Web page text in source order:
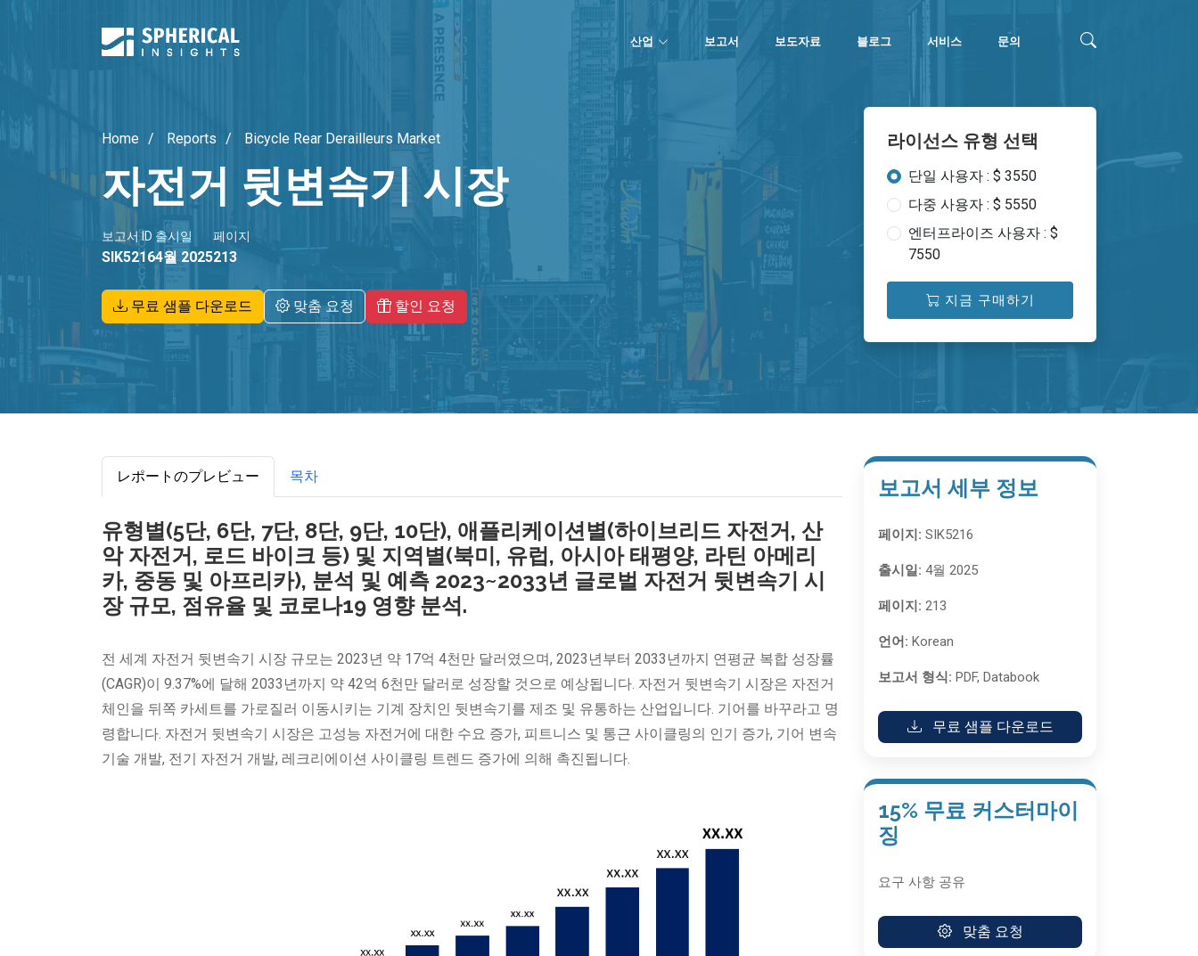
산업 보고서 보도자료 블로그 서비스 문의
Home Reports Bicycle Rear Derailleurs Market
자전거 뒷변속기 시장
보고서 ID
SIK5216
출시일
4월 2025
페이지
213
무료 샘플 다운로드 맞춤 요청 할인 요청
라이선스 유형 선택
단일 사용자 : $ 3550
다중 사용자 : $ 5550
엔터프라이즈 사용자 : $
7550
지금 구매하기
レポートのプレビュー 목차
유형별(5단, 6단, 7단, 8단, 9단, 10단), 애플리케이션별(하이브리드 자전거, 산
악 자전거, 로드 바이크 등) 및 지역별(북미, 유럽, 아시아 태평양, 라틴 아메리
카, 중동 및 아프리카), 분석 및 예측 2023~2033년 글로벌 자전거 뒷변속기 시
장 규모, 점유율 및 코로나19 영향 분석.
전 세계 자전거 뒷변속기 시장 규모는 2023년 약 17억 4천만 달러였으며, 2023년부터 2033년까지 연평균 복합 성장률
(CAGR)이 9.37%에 달해 2033년까지 약 42억 6천만 달러로 성장할 것으로 예상됩니다. 자전거 뒷변속기 시장은 자전거
체인을 뒤쪽 카세트를 가로질러 이동시키는 기계 장치인 뒷변속기를 제조 및 유통하는 산업입니다. 기어를 바꾸라고 명
령합니다. 자전거 뒷변속기 시장은 고성능 자전거에 대한 수요 증가, 피트니스 및 통근 사이클링의 인기 증가, 기어 변속
기술 개발, 전기 자전거 개발, 레크리에이션 사이클링 트렌드 증가에 의해 촉진됩니다.
보고서 세부 정보
페이지: SIK5216
출시일: 4월 2025
페이지: 213
언어: Korean
보고서 형식: PDF, Databook
무료 샘플 다운로드
15% 무료 커스터마이
징
요구 사항 공유
맞춤 요청